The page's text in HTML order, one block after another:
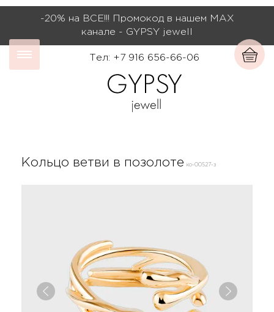
-20% на ВСЕ!!! Промокод в нашем МАХ
канале - GYPSY jewell
Тел: +7 916 656-66-06
Кольцо ветви в позолоте ко-00527-з